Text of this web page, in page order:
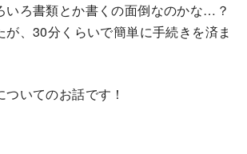
いろ書類とか書くの面倒なのかな…？
が、30分くらいで簡単に手続きを済ま
いてのお話です！